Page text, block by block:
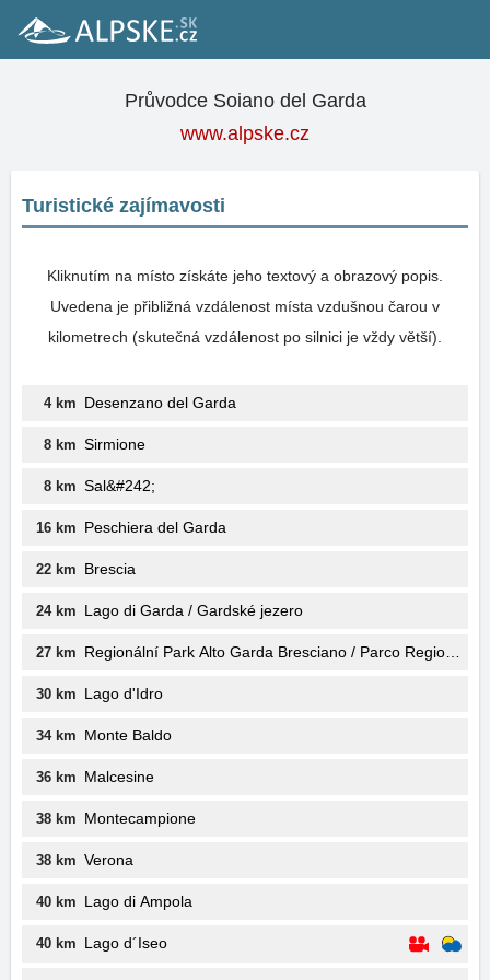
Průvodce Soiano del Garda
www.alpske.cz
Turistické zajímavosti
Kliknutím na místo získáte jeho textový a obrazový popis.
Uvedena je přibližná vzdálenost místa vzdušnou čarou v
kilometrech (skutečná vzdálenost po silnici je vždy větší).
4 km Desenzano del Garda
8 km Sirmione
8 km Sal&#242;
16 km Peschiera del Garda
22 km Brescia
24 km Lago di Garda / Gardské jezero
27 km Regionální Park Alto Garda Bresciano / Parco Regionale
30 km Lago d'Idro
34 km Monte Baldo
36 km Malcesine
38 km Montecampione
38 km Verona
40 km Lago di Ampola
40 km Lago d´Iseo